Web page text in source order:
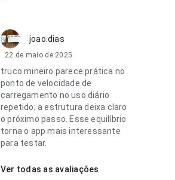
joao.dias
22 de maio de 2025
truco mineiro parece prática no
ponto de velocidade de
carregamento no uso diário
repetido; a estrutura deixa claro
o próximo passo. Esse equilíbrio
torna o app mais interessante
para testar.
Ver todas as avaliações